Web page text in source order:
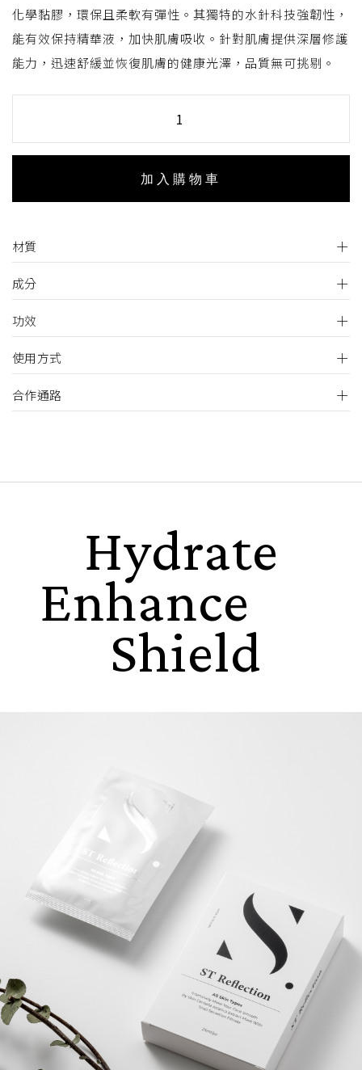
化學黏膠，環保且柔軟有彈性。其獨特的水針科技強韌性，
能有效保持精華液，加快肌膚吸收。針對肌膚提供深層修護
能力，迅速舒緩並恢復肌膚的健康光澤，品質無可挑剔。
加入購物車
材質
成分
功效
使用方式
合作通路
Hydrate
Enhance
Shield